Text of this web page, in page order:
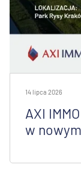
14 lipca 2026
AXI
w